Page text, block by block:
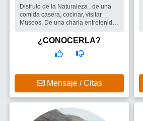
Disfruto de la Naturaleza , de una
comida casera, cocinar, visitar
Museos. De una charla entretenida,
¿CONOCERLA?
Mensaje / Citas